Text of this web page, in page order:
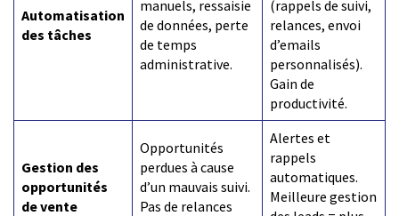
Automatisation
des tâches
manuels, ressaisie
de données, perte
de temps
administrative.
(rappels de suivi,
relances, envoi
d’emails
personnalisés).
Gain de
productivité.
Gestion des
opportunités
de vente
Opportunités
perdues à cause
d’un mauvais suivi.
Pas de relances
Alertes et
rappels
automatiques.
Meilleure gestion